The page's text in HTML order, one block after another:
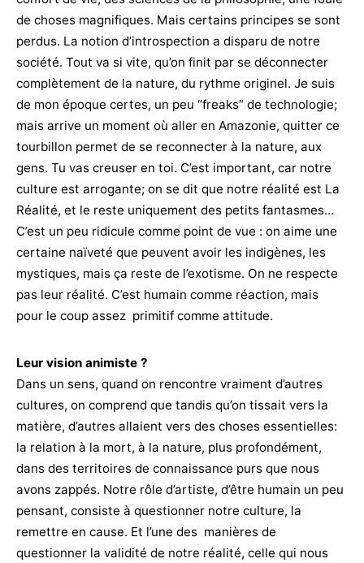
de choses magnifiques. Mais certains principes se sont
perdus. La notion d’introspection a disparu de notre
société. Tout va si vite, qu’on finit par se déconnecter
complètement de la nature, du rythme originel. Je suis
de mon époque certes, un peu “freaks” de technologie;
mais arrive un moment où aller en Amazonie, quitter ce
tourbillon permet de se reconnecter à la nature, aux
gens. Tu vas creuser en toi. C’est important, car notre
culture est arrogante; on se dit que notre réalité est La
Réalité, et le reste uniquement des petits fantasmes…
C’est un peu ridicule comme point de vue : on aime une
certaine naïveté que peuvent avoir les indigènes, les
mystiques, mais ça reste de l’exotisme. On ne respecte
pas leur réalité. C’est humain comme réaction, mais
pour le coup assez primitif comme attitude.
Leur vision animiste ?
Dans un sens, quand on rencontre vraiment d’autres
cultures, on comprend que tandis qu’on tissait vers la
matière, d’autres allaient vers des choses essentielles:
la relation à la mort, à la nature, plus profondément,
dans des territoires de connaissance purs que nous
avons zappés. Notre rôle d’artiste, d’être humain un peu
pensant, consiste à questionner notre culture, la
remettre en cause. Et l’une des manières de
questionner la validité de notre réalité, celle qui nous